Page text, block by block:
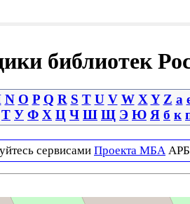
библиотек
N O P Q R S T U V W X Y Z a
Т У Ф Х Ц Ч Ш Щ Э Ю Я б к
сервисами Проекта МБА